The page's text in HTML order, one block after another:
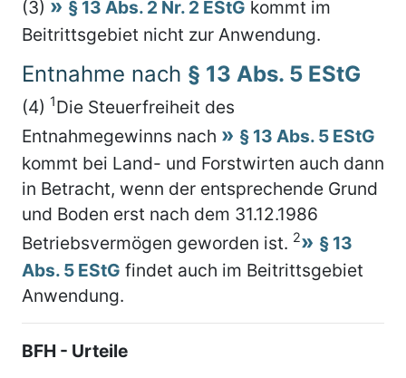
(3) § 13 Abs. 2 Nr. 2 EStG kommt im
Beitrittsgebiet nicht zur Anwendung.
Entnahme nach § 13 Abs. 5 EStG
(4) 1Die Steuerfreiheit des
Entnahmegewinns nach
§ 13 Abs. 5 EStG
kommt bei Land- und Forstwirten auch dann
in Betracht, wenn der entsprechende Grund
und Boden erst nach dem 31.12.1986
Betriebsvermögen geworden ist. 2
§ 13
Abs. 5 EStG findet auch im Beitrittsgebiet
Anwendung.
BFH - Urteile